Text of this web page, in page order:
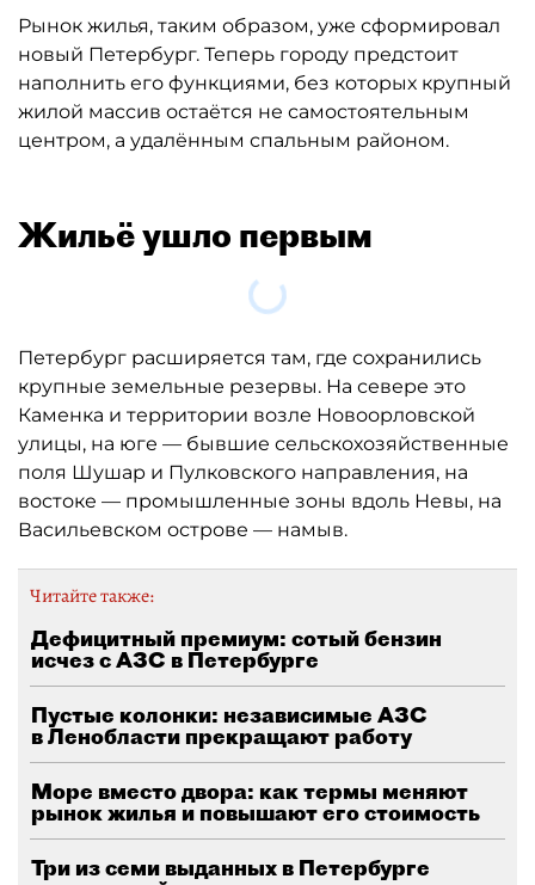
наполнить его функциями, без которых крупный
жилой массив остаётся не самостоятельным
центром, а удалённым спальным районом.
Загрузка....
Петербург расширяется там, где сохранились
Каменка и территории возле Новоорловской
улицы, на юге — бывшие сельскохозяйственные
поля Шушар и Пулковского направления, на
востоке — промышленные зоны вдоль Невы, на
Васильевском острове — намыв.
Дефицитный премиум: сотый бензин
Пустые колонки: независимые АЗС
в Ленобласти прекращают работу
Море вместо двора: как термы меняют
рынок жилья и повышают его стоимость
Три из семи выданных в Петербурге
разрешений относятся к дорогому жилью